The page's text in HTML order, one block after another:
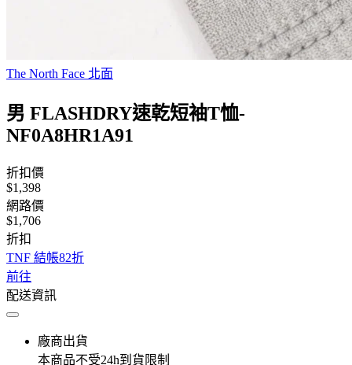
The North Face 北面
男 FLASHDRY速乾短袖T恤-
NF0A8HR1A91
折扣價
$1,398
網路價
$1,706
折扣
TNF 結帳82折
前往
配送資訊
廠商出貨
本商品不受24h到貨限制